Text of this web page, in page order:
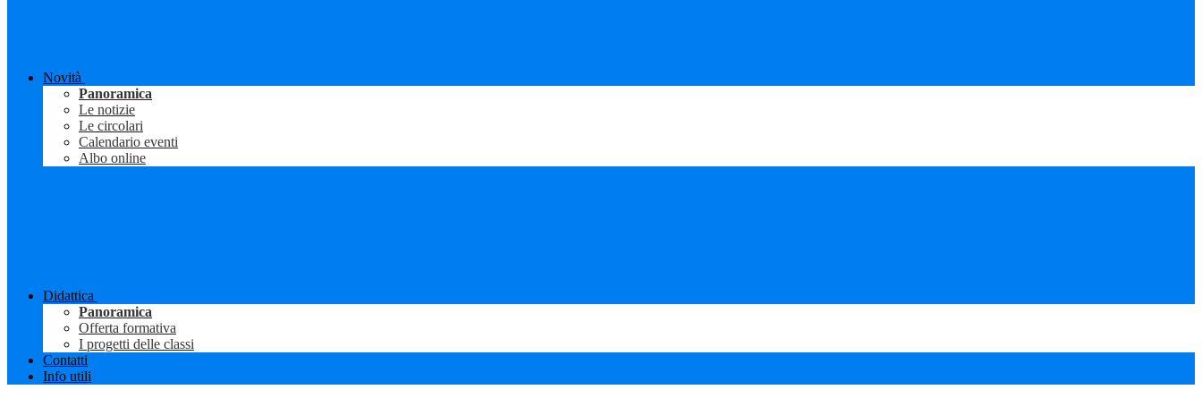
Novità
Panoramica
Le notizie
Le circolari
Calendario eventi
Albo online
Didattica
Panoramica
Offerta formativa
I progetti delle classi
Contatti
Info utili